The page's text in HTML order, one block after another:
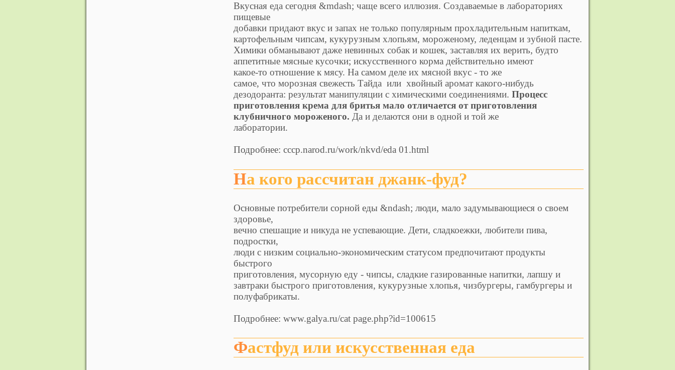
Вкусная еда сегодня &mdash; чаще всего иллюзия. Создаваемые в лабораториях
пищевые
добавки придают вкус и запах не только популярным прохладительным напиткам,
картофельным чипсам, кукурузным хлопьям, мороженому, леденцам и зубной пасте.
Химики обманывают даже невинных собак и кошек, заставляя их верить, будто
аппетитные мясные кусочки; искусственного корма действительно имеют
какое-то отношение к мясу. На самом деле их мясной вкус - то же
самое, что морозная свежесть Тайда или хвойный аромат какого-нибудь
дезодоранта: результат манипуляции с химическими соединениями.Процесс
приготовления крема для бритья мало отличается от приготовления
клубничного мороженого. Да и делаются они в одной и той же
лаборатории.
Подробнее: cccp.narod.ru/work/nkvd/eda 01.html
На кого рассчитан джанк-фуд?
Основные потребители сорной еды &ndash; люди, мало задумывающиеся о своем
здоровье,
вечно спешащие и никуда не успевающие. Дети, сладкоежки, любители пива,
подростки,
люди с низким социально-экономическим статусом предпочитают продукты
быстрого
приготовления, мусорную еду - чипсы, сладкие газированные напитки, лапшу и
завтраки быстрого приготовления, кукурузные хлопья, чизбургеры, гамбургеры и
полуфабрикаты.
Подробнее: www.galya.ru/cat page.php?id=100615
Фастфуд или искусственная еда